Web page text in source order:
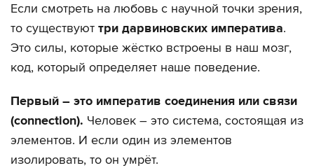
Если смотреть на любовь с научной точки зрения,
то существуют три дарвиновских императива.
Это силы, которые жёстко встроены в наш мозг,
код, который определяет наше поведение.
Первый – это императив соединения или связи
(connection). Человек – это система, состоящая из
элементов. И если один из элементов
изолировать, то он умрёт.